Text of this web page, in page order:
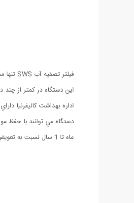
اداره بهداشت كاليفرنيا
ماه تا 1 سال نسبت به تعويض فيلتر ها اقدام نماييد.)